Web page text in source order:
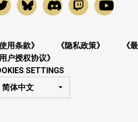
使用条款》 《隐私政策》
《最
户授权协议》
SETTINGS
简体中文